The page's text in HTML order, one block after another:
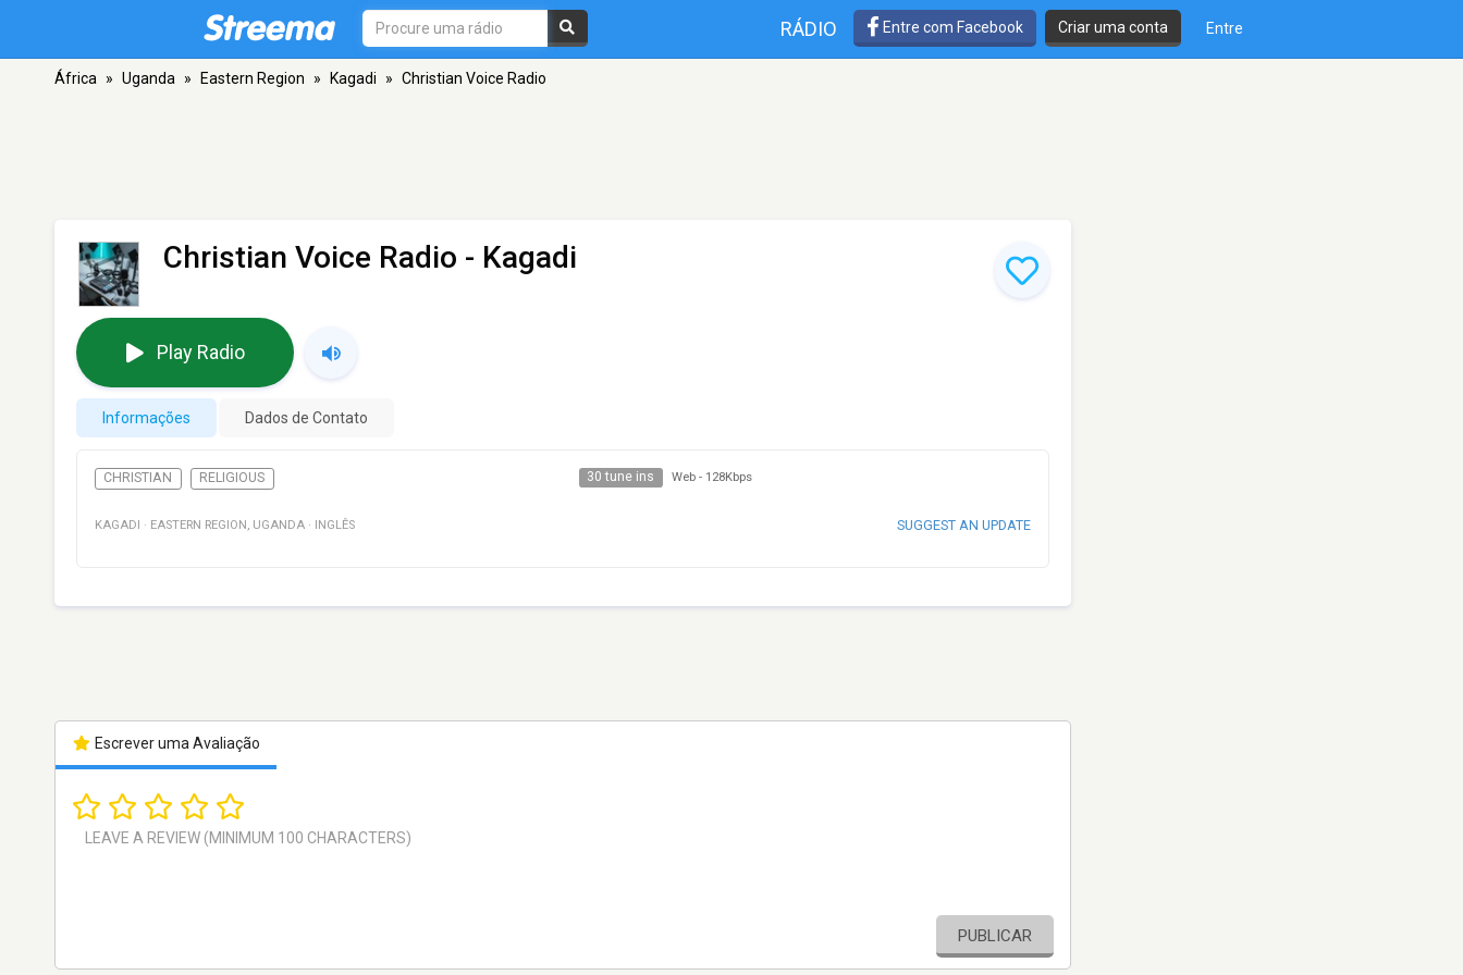
RÁDIO Entre com Facebook Criar uma conta Entre
África » Uganda » Eastern Region » Kagadi » Christian Voice Radio
Christian Voice Radio - Kagadi
Play Radio
Informações Dados de Contato
CHRISTIAN RELIGIOUS 30 tune ins Web - 128Kbps
KAGADI · EASTERN REGION, UGANDA · INGLÊS SUGGEST AN UPDATE
Escrever uma Avaliação
PUBLICAR